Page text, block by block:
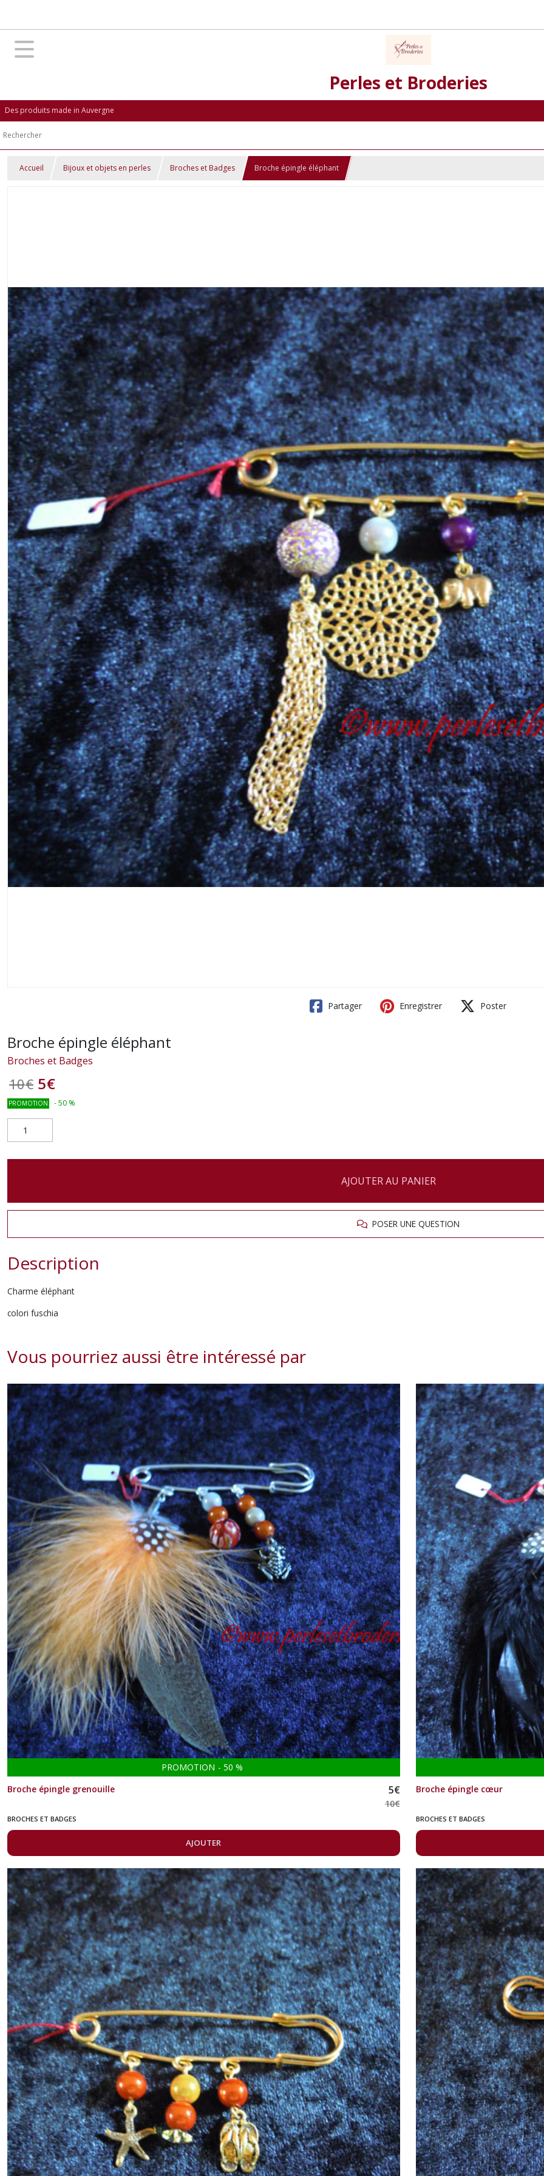
Perles et Broderies
Des produits made in Auvergne
Accueil Bijoux et objets en perles Broches et Badges Broche épingle éléphant
Partager Enregistrer Poster
Broche épingle éléphant
Broches et Badges
10€ 5€
PROMOTION -50 %
AJOUTER AU PANIER
POSER UNE QUESTION
Description
Charme éléphant
colori fuschia
Vous pourriez aussi être intéressé par
PROMOTION - 50 %
Broche épingle grenouille
5€
10€
BROCHES ET BADGES
AJOUTER
Broche épingle cœur
BROCHES ET BADGES